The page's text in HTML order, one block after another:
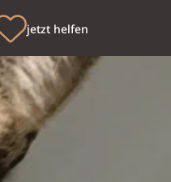
jetzt helfen